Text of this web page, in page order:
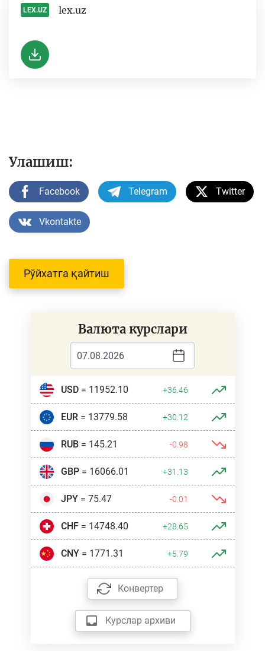
LEX.UZ lex.uz
Улашиш:
Facebook Telegram Twitter
Vkontakte
Рўйхатга қайтиш
Валюта курслари
USD= 11952.10 +36.46
EUR= 13779.58 +30.12
RUB= 145.21 -0.98
GBP= 16066.01 +31.13
JPY= 75.47 -0.01
CHF= 14748.40 +28.65
CNY= 1771.31 +5.79
Конвертер
Курслар архиви